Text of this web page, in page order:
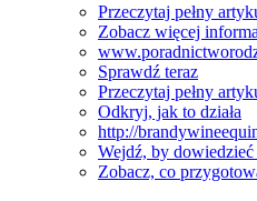
Przeczytaj pełny
Zobacz więcej
Sprawdź teraz
Przeczytaj pełny
Odkryj, jak to działa
http://
Wejdź, by dowiedzieć
Zobacz, co